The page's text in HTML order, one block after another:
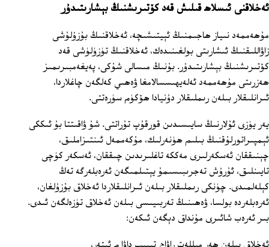
ئەخلاقنى ئىسلاھ قىلىش قەد كۆتىرىشنىڭ بېشارىتىدۇر
مۇھەممەد نىياز ھاجىمنىڭ ئېيتىشىچە، ئەخلاقنىڭ بۇزۇلۇشى
زاۋاللىقنىڭ ئىشارىتى بولغىنىدەك، ئەخلاقنىڭ تۈزۈلۈشى قەد
كۆتىرىشنىڭ بېشارىتىدۇر. بۇنىڭ مىسالى شۇكى، پەيغەمبىرىمىز
ھەزرىتى مۇھەممەد ئەلەيھىسسالامغا ۋەھىي كەلگەن چاغلاردا،
ئىرانلىقلار بىلەن رىملىقلار دۇنيادا ھۆكۈم سۈرەتتى.
يەر يۈزى ئۇلارنىڭ سايىسىدىن قورقۇپ تۇراتتى. شۇ ۋاقىتتا بۇ ئىككى
ئېمپىراتورلۇقنىڭ بىلىم ھۈنەرلىك، مۇكەممەل ئىنتىزاملىق،
چېنىققان ئەسكەرلىرى مەككە تاغلىرىدىن چىققان، ئەسكەر كۈچى
تايىنلىق، ئۇرۇش تەجرىبىسىمۇ يېتىلمىگەن ئەرەبلەرگە تەڭ
كېلەلمىدى. چۈنكى رىملىقلار بىلەن ئىرانلىقلاردا ئەخلاق بۇزۇلغان،
ئەرەبلەردە بولسا، ۋەھىنىڭ تەربىيىسى بىلەن ئەخلاق تۈزەلگەن ئىدى.
بىر ئەرەب شائىرى مۇنداق دېگەن ئىكەن: